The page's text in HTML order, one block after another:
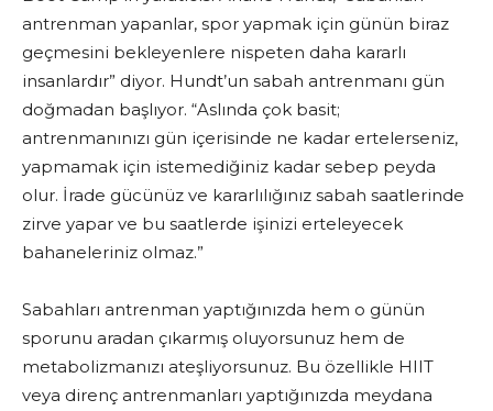
antrenman yapanlar, spor yapmak için günün biraz
geçmesini bekleyenlere nispeten daha kararlı
insanlardır” diyor. Hundt’un sabah antrenmanı gün
doğmadan başlıyor. “Aslında çok basit;
antrenmanınızı gün içerisinde ne kadar ertelerseniz,
yapmamak için istemediğiniz kadar sebep peyda
olur. İrade gücünüz ve kararlılığınız sabah saatlerinde
zirve yapar ve bu saatlerde işinizi erteleyecek
bahaneleriniz olmaz.”
Sabahları antrenman yaptığınızda hem o günün
sporunu aradan çıkarmış oluyorsunuz hem de
metabolizmanızı ateşliyorsunuz. Bu özellikle HIIT
veya direnç antrenmanları yaptığınızda meydana